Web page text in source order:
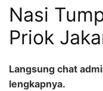
Nasi
Priok
Langsung chat
lengkapnya.